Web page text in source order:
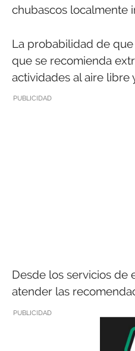
chubascos localmente
La probabilidad de que
que se recomienda
actividades al aire libre
PUBLICIDAD
Desde los servicios de
atender las
PUBLICIDAD